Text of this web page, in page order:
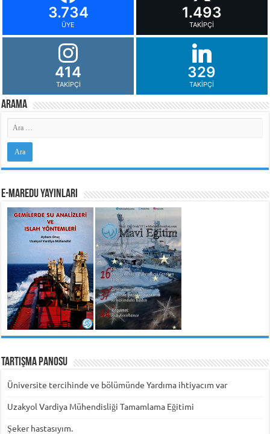
3.734
ÜYE
1.493
TAKIPÇI
414
TAKIPÇI
329
TAKIPÇI
Arama
e-MarEdu Yayınları
Tartışma Panosu
Üniversite tercihinde ve bölümünde Yardıma ihtiyacım var
Uzakyol Vardiya Mühendisliği Tamamlama Eğitimi
Şeker hastasıyım.